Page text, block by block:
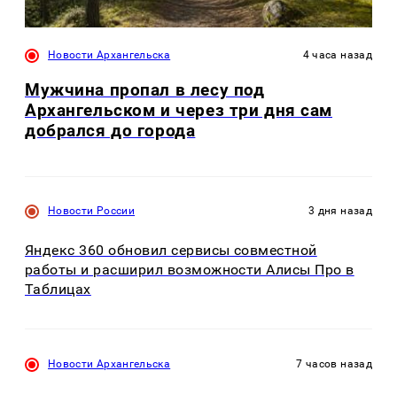
Новости Архангельска 4 часа назад
Мужчина пропал в лесу под
Архангельском и через три дня сам
добрался до города
Новости России 3 дня назад
Яндекс 360 обновил сервисы совместной
работы и расширил возможности Алисы Про в
Таблицах
Новости Архангельска 7 часов назад